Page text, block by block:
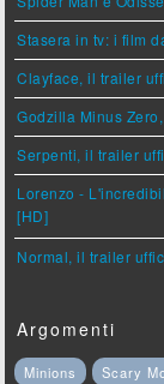
Stasera in tv: i film
Clayface, il trailer
Godzilla Minus
Serpenti, il trailer
Lorenzo -
[HD]
Normal, il trailer
Argomenti
Minions Scary